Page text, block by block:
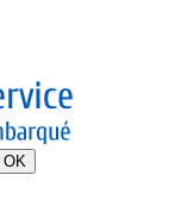
OK